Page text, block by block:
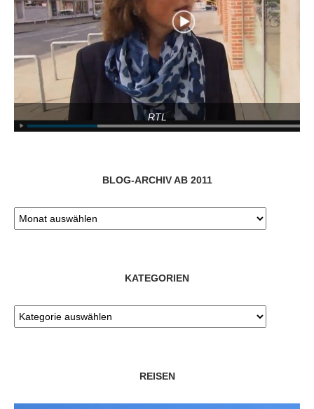
RTL
BLOG-ARCHIV AB 2011
KATEGORIEN
REISEN